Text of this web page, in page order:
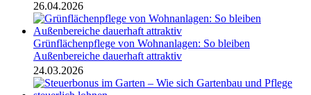
26.04.2026
Grünflächenpflege von Wohnanlagen: So bleiben
Außenbereiche dauerhaft attraktiv
24.03.2026